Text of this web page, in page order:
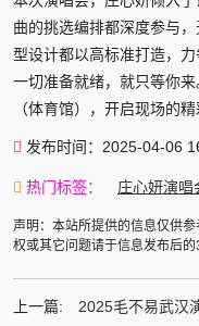
曲的挑选编排都深度参与
型设计都以高标准打造，
一切准备就绪，就只等你
（体育馆），开启现场的精
发布时间：2025-04-06
热门标签： 庄心妍演唱
声明：本站所提供的信息仅供
权或其它问题请于信息发布后
上一篇: 2025毛不易武汉